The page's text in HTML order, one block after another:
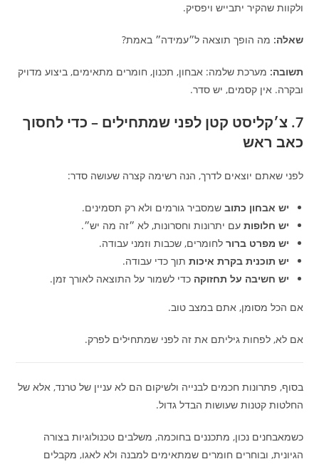
ולקוות שהקיר יתבייש ויפסיק.
שאלה: מה הופך תוצאה ל״עמידה״ באמת?
תשובה: מערכת שלמה: אבחון, תכנון, חומרים מתאימים, ביצוע מדויק
ובקרה. אין קסמים, יש סדר.
7. צ׳קליסט קטן לפני שמתחילים – כדי לחסוך
כאב ראש
לפני שאתם יוצאים לדרך, הנה רשימה קצרה שעושה סדר:
יש אבחון כתוב שמסביר גורמים ולא רק תסמינים.
יש חלופות עם יתרונות וחסרונות, לא ״זה מה יש״.
יש מפרט ברור לחומרים, שכבות וזמני עבודה.
יש תוכנית בקרת איכות תוך כדי עבודה.
יש חשיבה על תחזוקה כדי לשמור על התוצאה לאורך זמן.
אם הכל מסומן, אתם במצב טוב.
אם לא, לפחות גיליתם את זה לפני שמתחילים לפרק.
בסוף, פתרונות חכמים לבנייה ולשיקום הם לא עניין של טרנד, אלא של
החלטות קטנות שעושות הבדל גדול.
כשמאבחנים נכון, מתכננים בחוכמה, משלבים טכנולוגיות בצורה
הגיונית, ובוחרים חומרים שמתאימים למבנה ולא לאגו, מקבלים